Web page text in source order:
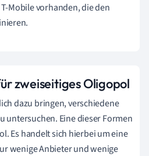
Mobile vorhanden, die den
zweiseitiges Oligopol
dazu bringen, verschiedene
untersuchen. Eine dieser Formen
Es handelt sich hierbei um eine
wenige Anbieter und wenige